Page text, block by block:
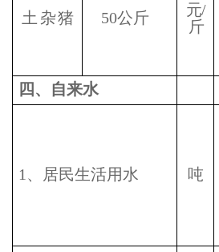
土 杂 猪 50公斤 元/
斤
四、自来水
1 、居民生活用水 吨